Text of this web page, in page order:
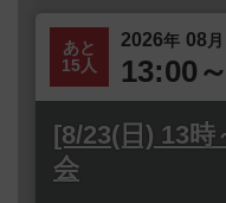
あと
15人
2026年 08 月
13:00
[8/23(日) 13
会